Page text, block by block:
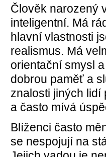
Člověk narozený
inteligentní. Má
hlavní vlastnosti
realismus. Má
orientační smysl
dobrou paměť a
znalosti jiných lidí
a často mívá
Blíženci často
se nespojují na